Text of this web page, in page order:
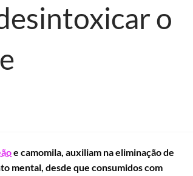
o
e camomila, auxiliam na eliminação de
mental, desde que consumidos com